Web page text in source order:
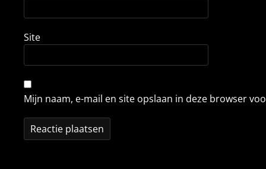
Site
Mijn naam, e-mail en site opslaan in deze browser